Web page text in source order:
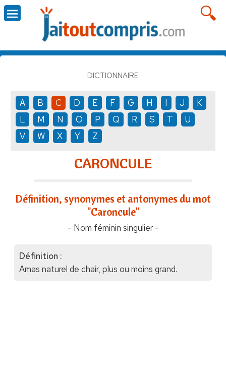
DICTIONNAIRE
A B C D E F G H I J
K
L
M N O P Q R S T
U
V
W X Y Z
CARONCULE
Définition, synonymes et antonymes du mot
"Caroncule"
- Nom féminin singulier -
Définition :
Amas naturel de chair, plus ou moins grand.